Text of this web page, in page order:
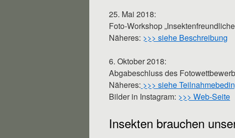
25. Mai 2018:
Foto-Workshop
Näheres: >>> siehe Beschreibung
6. Oktober 2018:
Abgabeschluss des
Näheres: >>> siehe
Bilder in Instagram: >>> Web-Seite
Insekten brauchen